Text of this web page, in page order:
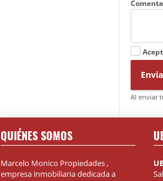
Al enviar
QUIÉNES SOMOS
Marcelo Monico Propiedades ,
empresa inmobiliaria dedicada a